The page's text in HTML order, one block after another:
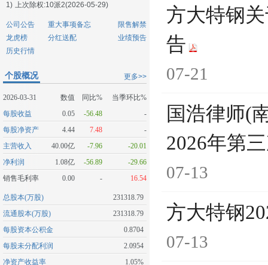
1) 上次除权:10派2(2026-05-29)
公司公告 重大事项备忘
限售解禁
龙虎榜
分红送配
业绩预告
历史行情
更多>>
个股概况
2026-03-31 数值 同比%
当季环比%
每股收益
0.05 -56.48
-
每股净资产
4.44 7.48
-
主营收入
40.00亿 -7.96
-20.01
净利润
1.08亿 -56.89
-29.66
销售毛利率
0.00 - 16.54
总股本(万股)
231318.79
流通股本(万股)
231318.79
每股资本公积金
0.8704
每股未分配利润
2.0954
净资产收益率
1.05%
方大特钢
告
07-21
国浩律师(
2026年第
07-13
方大特钢
07-13